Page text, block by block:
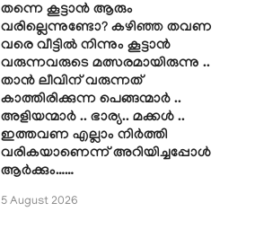
തന്നെ കൂട്ടാൻ ആരും
വരില്ലെന്നുണ്ടോ? കഴിഞ്ഞ തവണ
വരെ വീട്ടിൽ നിന്നും കൂട്ടാൻ
വരുന്നവരുടെ മത്സരമായിരുന്നു ..
താൻ ലീവിന് വരുന്നത്
കാത്തിരിക്കുന്ന പെങ്ങന്മാർ ..
അളിയന്മാർ .. ഭാര്യ.. മക്കൾ ..
ഇത്തവണ എല്ലാം നിർത്തി
വരികയാണെന്ന് അറിയിച്ചപ്പോൾ
ആർക്കും……
5 August 2026